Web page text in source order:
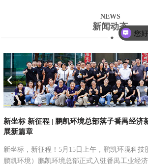
NEWS
新闻动态
新坐标 新征程 | 鹏凯环境总部落子番禺经济
展新篇章
新坐标，新征程！5月15日上午，鹏凯环境科技
鹏凯环境）鹏凯环境总部正式入驻番禺工业经